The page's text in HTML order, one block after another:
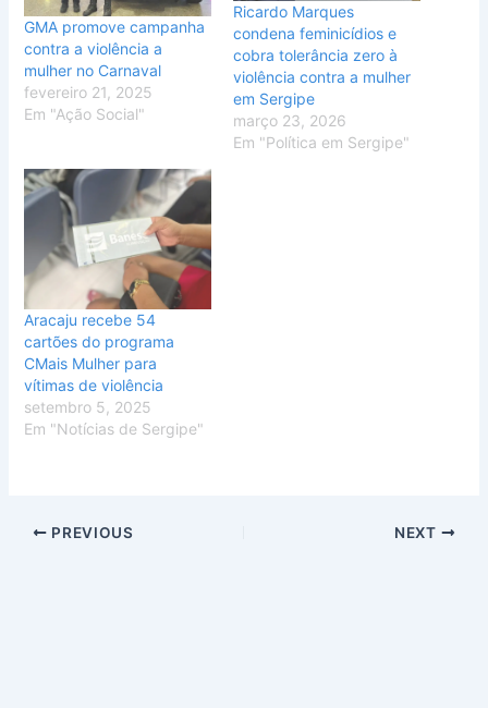
GMA promove campanha
contra a violência a
mulher no Carnaval
fevereiro 21, 2025
Em "Ação Social"
Ricardo Marques
condena feminicídios e
cobra tolerância zero à
violência contra a mulher
em Sergipe
março 23, 2026
Em "Política em Sergipe"
Aracaju recebe 54
cartões do programa
CMais Mulher para
vítimas de violência
setembro 5, 2025
Em "Notícias de Sergipe"
PREVIOUS NEXT